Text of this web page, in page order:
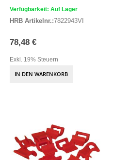
Verfügbarkeit: Auf Lager
HRB Artikelnr.:7822943VI
78,48 €
Exkl. 19% Steuern
IN DEN WARENKORB